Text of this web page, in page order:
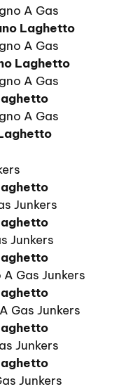
A Gas
Laghetto
A Gas
Laghetto
A Gas
A Gas
Junkers
Junkers
Gas Junkers
Gas Junkers
Junkers
Junkers